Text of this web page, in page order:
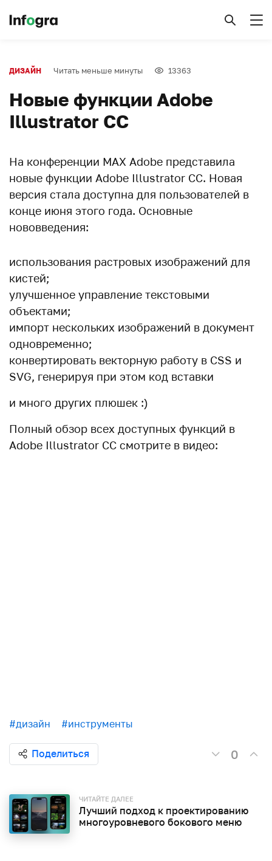
ДИЗАЙН Читать меньше минуты 13363
Новые функции Adobe
Illustrator CC
На конференции MAX Adobe представила
новые функции Adobe Illustrator CC. Новая
версия стала доступна для пользователей в
конце июня этого года. Основные
нововведения:
использования растровых изображений для
кистей;
улучшенное управление текстовыми
объектами;
импорт нескольких изображений в документ
одновременно;
конвертировать векторную работу в CSS и
SVG, генерируя при этом код вставки
и много других плюшек :)
Полный обзор всех доступных функций в
Adobe Illustrator CC смотрите в видео:
#дизайн #инструменты
Поделиться 0
ЧИТАЙТЕ ДАЛЕЕ
Лучший подход к проектированию
многоуровневого бокового меню